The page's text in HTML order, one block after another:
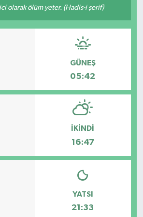
olarak ölüm yeter. (Hadis-i şerif)
GÜNEŞ
05:42
İKINDI
16:47
YATSI
21:33